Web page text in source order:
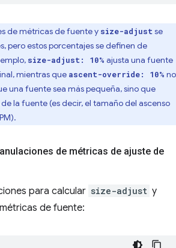
de métricas de fuente y size-adjust se
pero estos porcentajes se definen de
size-adjust: 10% ajusta una fuente
mientras que ascent-override: 10% no
una fuente sea más pequeña, sino que
la fuente (es decir, el tamaño del ascenso
de métricas de ajuste de
para calcular size-adjust y
de fuente: